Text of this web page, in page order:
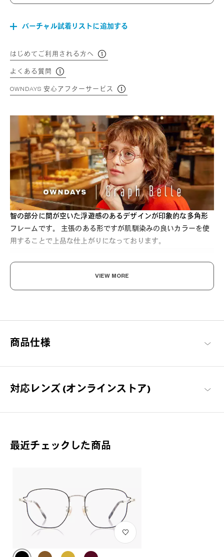
バーチャル試着リストに追加する
はじめてご利用される方へ
よくある質問
OWNDAYS 安心アフターサービス
智の部分に間が空いた浮遊感のあるデザインが印象的な多角形
フレームです。 主張のある形ですが肌馴染みの良いカラーを使
用することで上品な仕上がりになっております。
落ち着きのあるシンプルなデザインながらも、細やかな装飾によ
VIEW MORE
商品仕様
対応レンズ (オンラインストア)
最近チェックした商品